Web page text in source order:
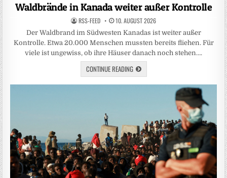
Waldbrände in Kanada weiter außer Kontrolle
RSS-FEED 10. AUGUST 2026
Der Waldbrand im Südwesten Kanadas ist weiter außer
Kontrolle. Etwa 20.000 Menschen mussten bereits fliehen. Für
viele ist ungewiss, ob ihre Häuser danach noch stehen….
CONTINUE READING